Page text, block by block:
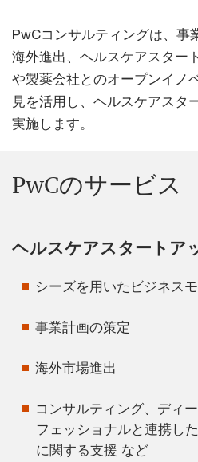
PwCコンサルティングは、事
海外進出、ヘルスケアスター
や製薬会社とのオープンイノ
見を活用し、ヘルスケアスタ
実施します。
PwCのサービス
ヘルスケアスタートア
シーズを用いたビジネス
事業計画の策定
海外市場進出
コンサルティング、ディ
フェッショナルと連携し
に関する支援 など